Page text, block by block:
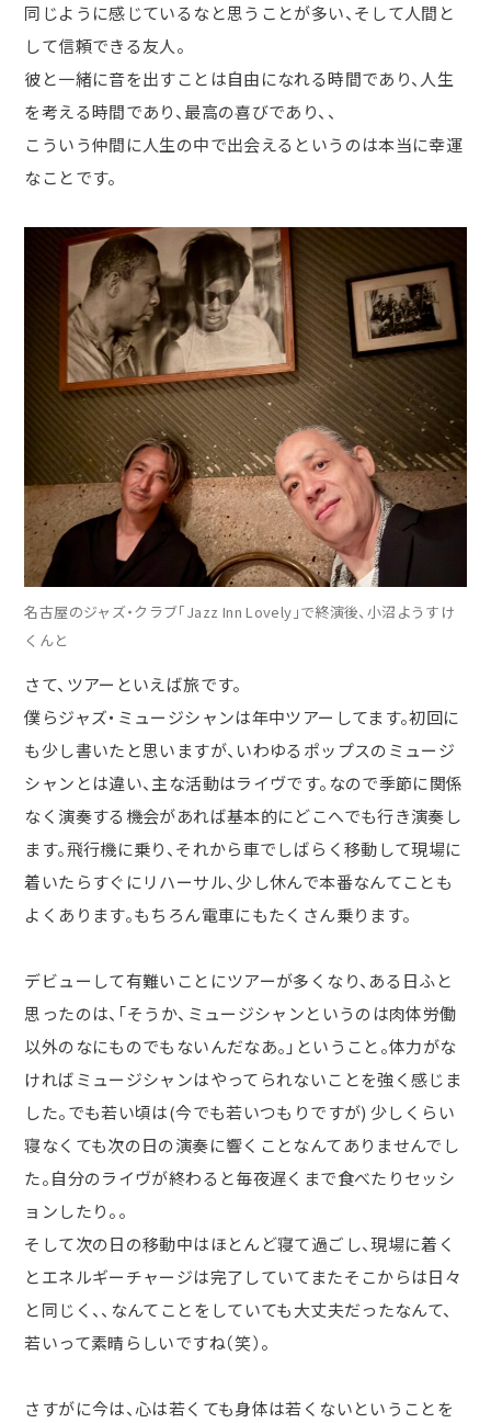
同じように感じているなと思うことが多い、そして人間と
して信頼できる友人。
彼と一緒に音を出すことは自由になれる時間であり、人生
を考える時間であり、最高の喜びであり、、
こういう仲間に人生の中で出会えるというのは本当に幸運
なことです。
名古屋のジャズ・クラブ「Jazz Inn Lovely」で終演後、小沼ようすけ
くんと
さて、ツアーといえば旅です。
僕らジャズ・ミュージシャンは年中ツアーしてます。初回に
も少し書いたと思いますが、いわゆるポップスのミュージ
シャンとは違い、主な活動はライヴです。なので季節に関係
なく演奏する機会があれば基本的にどこへでも行き演奏し
ます。飛行機に乗り、それから車でしばらく移動して現場に
着いたらすぐにリハーサル、少し休んで本番なんてことも
よくあります。もちろん電車にもたくさん乗ります。
デビューして有難いことにツアーが多くなり、ある日ふと
思ったのは、「そうか、ミュージシャンというのは肉体労働
以外のなにものでもないんだなあ。」ということ。体力がな
ければミュージシャンはやってられないことを強く感じま
した。でも若い頃は(今でも若いつもりですが) 少しくらい
寝なくても次の日の演奏に響くことなんてありませんでし
た。自分のライヴが終わると毎夜遅くまで食べたりセッシ
ョンしたり。。
そして次の日の移動中はほとんど寝て過ごし、現場に着く
とエネルギーチャージは完了していてまたそこからは日々
と同じく、、なんてことをしていても大丈夫だったなんて、
若いって素晴らしいですね（笑）。
さすがに今は、心は若くても身体は若くないということを